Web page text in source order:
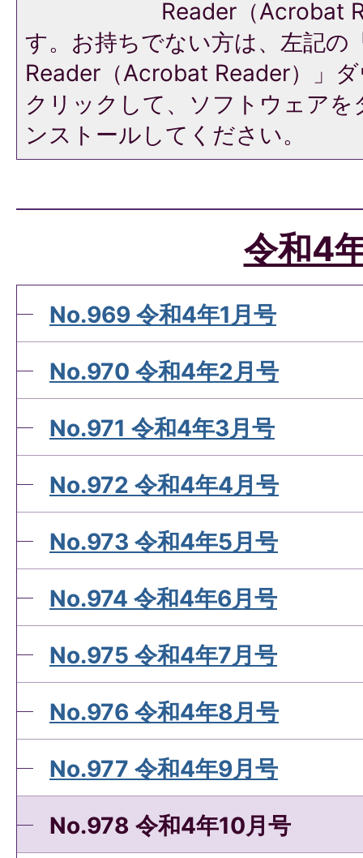
Reader（Acrobat
す。お持ちでない方は、左記の
Reader（Acrobat Reader）」
クリックして、ソフトウェア
ンストールしてください。
令和4
No.969 令和4年1月号
No.970 令和4年2月号
No.971 令和4年3月号
No.972 令和4年4月号
No.973 令和4年5月号
No.974 令和4年6月号
No.975 令和4年7月号
No.976 令和4年8月号
No.977 令和4年9月号
No.978 令和4年10月号